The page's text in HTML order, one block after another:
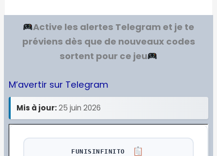
Active les alertes Telegram et je te
préviens dès que de nouveaux codes
sortent pour ce jeu
M’avertir sur Telegram
Mis à jour:25 juin 2026
FUNISINFINITO